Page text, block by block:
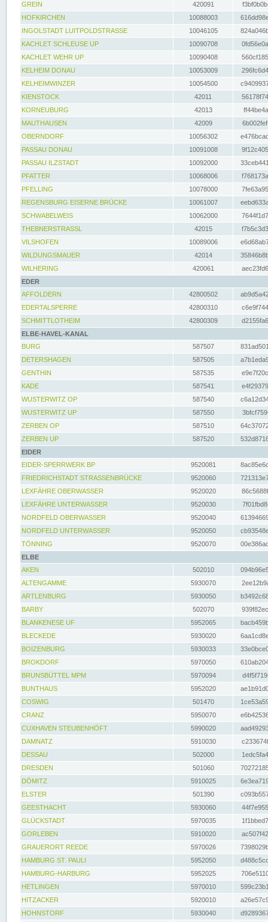
GREIN
420091
HOFKIRCHEN
10088003
INGOLSTADT LUITPOLDSTRASSE
10046105
KACHLET SCHLEUSE UP
10090708
KACHLET WEHR UP
10090408
KELHEIM DONAU
10053009
KELHEIMWINZER
10054500
KIENSTOCK
42011
KORNEUBURG
42013
MAUTHAUSEN
42009
OBERNDORF
10056302
PASSAU DONAU
10091008
PASSAU ILZSTADT
10092000
PFATTER
10068006
PFELLING
10078000
REGENSBURG EISERNE BRÜCKE
10061007
SCHWABELWEIS
10062000
THEBNERSTRASSL
42015
VILSHOFEN
10089006
WILDUNGSMAUER
42014
WILHERING
420061
EDER
AFFOLDERN
42800502
EDERTALSPERRE
42800310
SCHMITTLOTHEIM
42800309
ELBE-HAVEL-KANAL
BURG
587507
DETERSHAGEN
587505
GENTHIN
587535
KADE
587541
WUSTERWITZ OP
587540
WUSTERWITZ UP
587550
ZERBEN OP
587510
ZERBEN UP
587520
EIDER
EIDER-SPERRWERK BP
9520081
FRIEDRICHSTADT STRASSENBRÜCKE
9520060
LEXFÄHRE OBERWASSER
9520020
LEXFÄHRE UNTERWASSER
9520030
NORDFELD OBERWASSER
9520040
NORDFELD UNTERWASSER
9520050
TÖNNING
9520070
ELBE
AKEN
502010
ALTENGAMME
5930070
ARTLENBURG
5930050
BARBY
502070
BLANKENESE UF
5952065
BLECKEDE
5930020
BOIZENBURG
5930033
BROKDORF
5970050
BRUNSBÜTTEL MPM
5970094
BUNTHAUS
5952020
COSWIG
501470
CRANZ
5950070
CUXHAVEN STEUBENHÖFT
5990020
DAMNATZ
5910030
DESSAU
502000
DRESDEN
501060
DÖMITZ
5910025
ELSTER
501390
GEESTHACHT
5930060
GLÜCKSTADT
5970035
GORLEBEN
5910020
GRAUERORT REEDE
5970026
HAMBURG ST. PAULI
5952050
HAMBURG-HARBURG
5952025
HETLINGEN
5970010
HITZACKER
5920010
HOHNSTORF
5930040